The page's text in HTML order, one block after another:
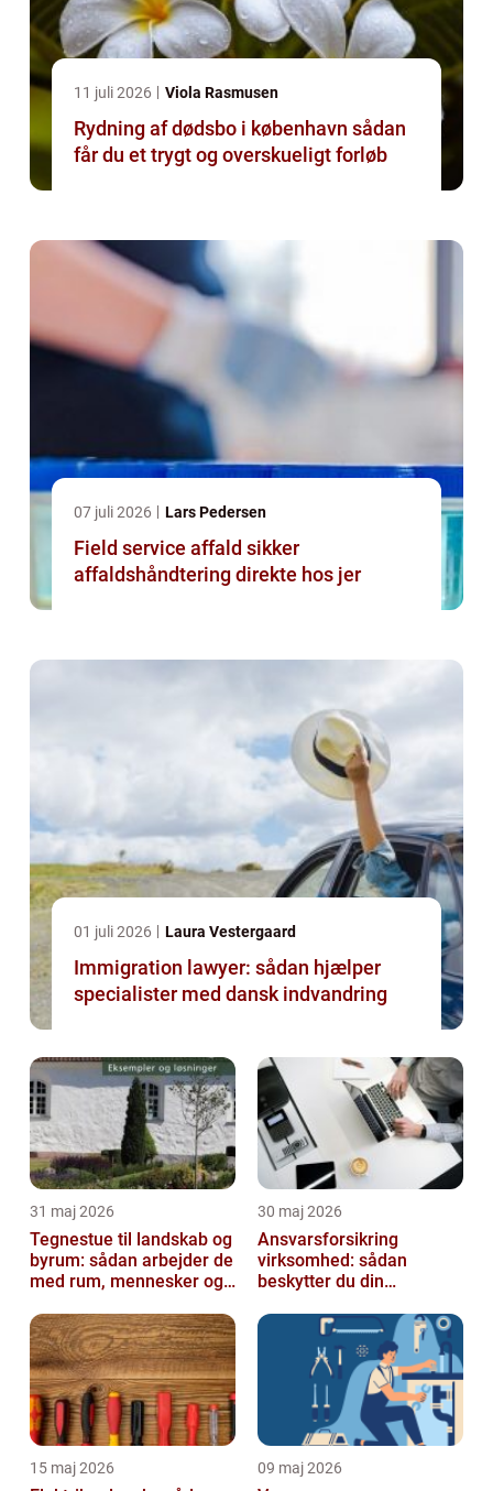
11 juli 2026 Viola Rasmusen
Rydning af dødsbo i københavn sådan
får du et trygt og overskueligt forløb
07 juli 2026 Lars Pedersen
Field service affald sikker
affaldshåndtering direkte hos jer
01 juli 2026 Laura Vestergaard
Immigration lawyer: sådan hjælper
specialister med dansk indvandring
31 maj 2026
Tegnestue til landskab og
byrum: sådan arbejder de
med rum, mennesker og
30 maj 2026
Ansvarsforsikring
virksomhed: sådan
beskytter du din
15 maj 2026 09 maj 2026